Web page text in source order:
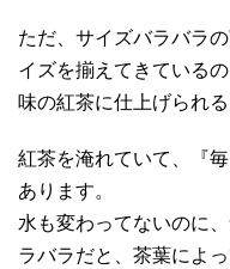
ただ、サイズバラバラ
イズを揃えてきている
味の紅茶に仕上げられ
紅茶を淹れていて、『
あります。
水も変わってないのに
ラバラだと、茶葉によ